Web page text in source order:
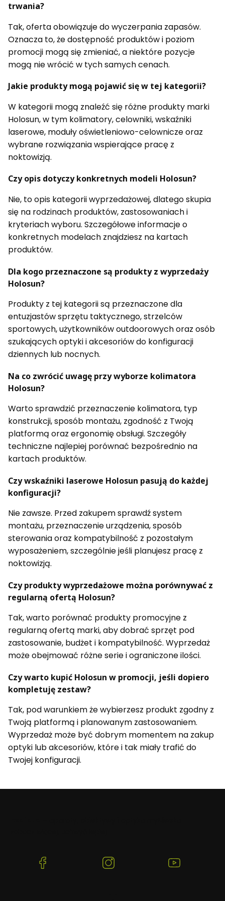
trwania?
Tak, oferta obowiązuje do wyczerpania zapasów.
Oznacza to, że dostępność produktów i poziom
promocji mogą się zmieniać, a niektóre pozycje
mogą nie wrócić w tych samych cenach.
Jakie produkty mogą pojawić się w tej kategorii?
W kategorii mogą znaleźć się różne produkty marki
Holosun, w tym kolimatory, celowniki, wskaźniki
laserowe, moduły oświetleniowo-celownicze oraz
wybrane rozwiązania wspierające pracę z
noktowizją.
Czy opis dotyczy konkretnych modeli Holosun?
Nie, to opis kategorii wyprzedażowej, dlatego skupia
się na rodzinach produktów, zastosowaniach i
kryteriach wyboru. Szczegółowe informacje o
konkretnych modelach znajdziesz na kartach
produktów.
Dla kogo przeznaczone są produkty z wyprzedaży
Holosun?
Produkty z tej kategorii są przeznaczone dla
entuzjastów sprzętu taktycznego, strzelców
sportowych, użytkowników outdoorowych oraz osób
szukających optyki i akcesoriów do konfiguracji
dziennych lub nocnych.
Na co zwrócić uwagę przy wyborze kolimatora
Holosun?
Warto sprawdzić przeznaczenie kolimatora, typ
konstrukcji, sposób montażu, zgodność z Twoją
platformą oraz ergonomię obsługi. Szczegóły
techniczne najlepiej porównać bezpośrednio na
kartach produktów.
Czy wskaźniki laserowe Holosun pasują do każdej
konfiguracji?
Nie zawsze. Przed zakupem sprawdź system
montażu, przeznaczenie urządzenia, sposób
sterowania oraz kompatybilność z pozostałym
wyposażeniem, szczególnie jeśli planujesz pracę z
noktowizją.
Czy produkty wyprzedażowe można porównywać z
regularną ofertą Holosun?
Tak, warto porównać produkty promocyjne z
regularną ofertą marki, aby dobrać sprzęt pod
zastosowanie, budżet i kompatybilność. Wyprzedaż
może obejmować różne serie i ograniczone ilości.
Czy warto kupić Holosun w promocji, jeśli dopiero
kompletuję zestaw?
Tak, pod warunkiem że wybierzesz produkt zgodny z
Twoją platformą i planowanym zastosowaniem.
Wyprzedaż może być dobrym momentem na zakup
optyki lub akcesoriów, które i tak miały trafić do
Twojej konfiguracji.
(Otwiera
(Otwiera